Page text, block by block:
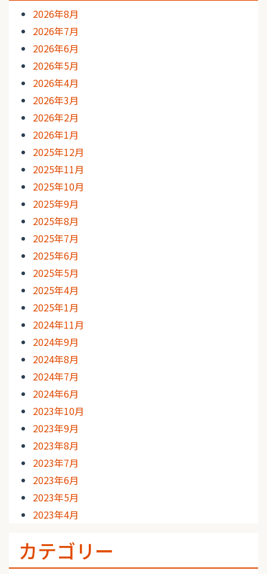
2026年8月
2026年7月
2026年6月
2026年5月
2026年4月
2026年3月
2026年2月
2026年1月
2025年12月
2025年11月
2025年10月
2025年9月
2025年8月
2025年7月
2025年6月
2025年5月
2025年4月
2025年1月
2024年11月
2024年9月
2024年8月
2024年7月
2024年6月
2023年10月
2023年9月
2023年8月
2023年7月
2023年6月
2023年5月
2023年4月
カテゴリー